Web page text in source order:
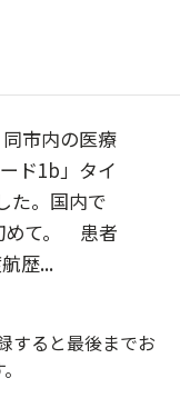
市内の医療
ド1b」タイ
た。国内で
めて。 患者
歴...
すると最後までお